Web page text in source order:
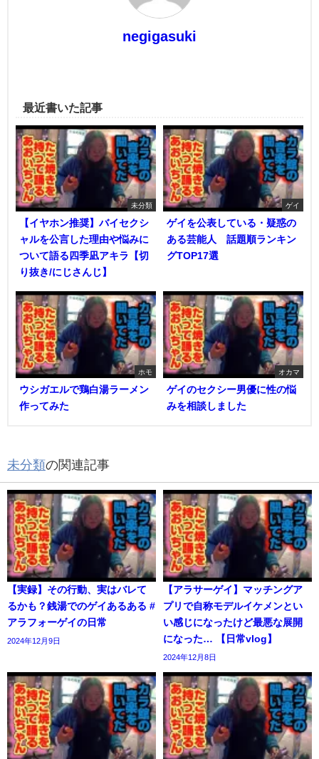
negigasuki
最近書いた記事
未分類
【イヤホン推奨】バイセクシ
ャルを公言した理由や悩みに
ついて語る四季凪アキラ【切
り抜き/にじさんじ】
ゲイ
ゲイを公表している・疑惑の
ある芸能人 話題順ランキン
グTOP17選
ホモ
ウシガエルで鶏白湯ラーメン
作ってみた
オカマ
ゲイのセクシー男優に性の悩
みを相談しました
未分類の関連記事
【実録】その行動、実はバレて
るかも？銭湯でのゲイあるある #
アラフォーゲイの日常
2024年12月9日
【アラサーゲイ】マッチングア
プリで自称モデルイケメンとい
い感じになったけど最悪な展開
になった… 【日常vlog】
2024年12月8日